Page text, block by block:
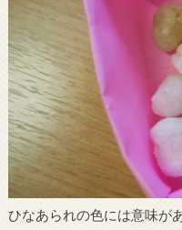
ひなあられの色には意味が